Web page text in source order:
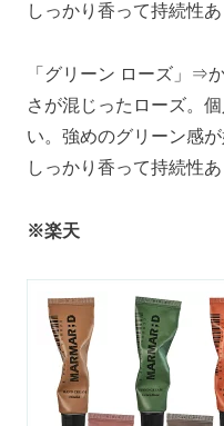
しっかり香って持続性あ
「グリーン ローズ」⇒
さが混じったローズ。
い。強めのグリーン感
しっかり香って持続性あ
※楽天